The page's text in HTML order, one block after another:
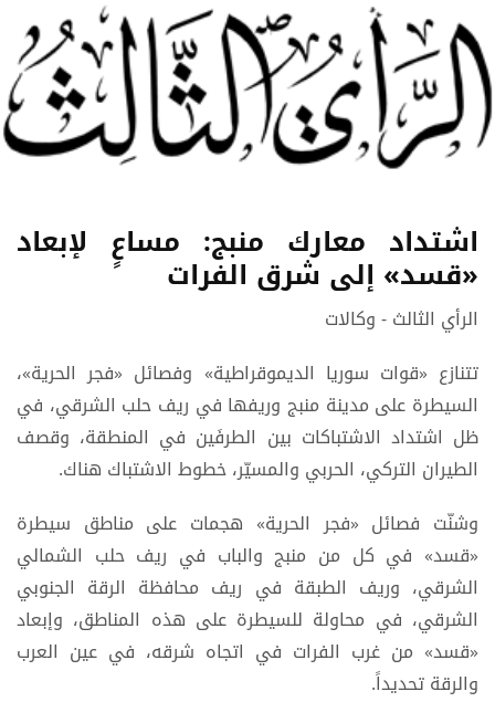
اشتداد معارك منبج: مساعٍ لإبعاد
«قسد» إلى شرق الفرات
الرأي الثالث - وكالات
تتنازع «قوات سوريا الديموقراطية» وفصائل «فجر الحرية»،
السيطرة على مدينة منبج وريفها في ريف حلب الشرقي، في
ظل اشتداد الاشتباكات بين الطرفَين في المنطقة، وقصف
الطيران التركي، الحربي والمسيّر، خطوط الاشتباك هناك.
وشنّت فصائل «فجر الحرية» هجمات على مناطق سيطرة
«قسد» في كل من منبج والباب في ريف حلب الشمالي
الشرقي، وريف الطبقة في ريف محافظة الرقة الجنوبي
الشرقي، في محاولة للسيطرة على هذه المناطق، وإبعاد
«قسد» من غرب الفرات في اتجاه شرقه، في عين العرب
والرقة تحديداً.